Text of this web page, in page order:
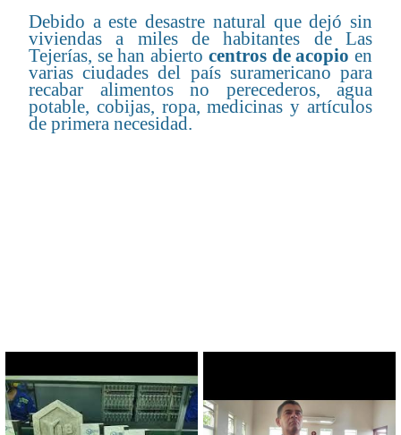
Debido a este desastre natural que dejó sin
viviendas a miles de habitantes de Las
Tejerías, se han abierto centros de acopio en
varias ciudades del país suramericano para
recabar alimentos no perecederos, agua
potable, cobijas, ropa, medicinas y artículos
de primera necesidad.